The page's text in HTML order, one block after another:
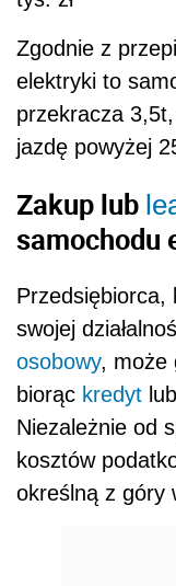
Zgodnie z
elektryki to
przekracza
jazdę powyżej
Zakup lub
samochodu
Przedsiębiorca,
swojej
osobowy, może
biorąc kredyt
Niezależnie od
kosztów
określną z góry